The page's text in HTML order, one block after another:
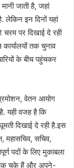
जाती है, जहां
लेकिन इन दिनों यहां
पर दिखाई दे रही
तक चुनाव
के बीच पहुंचकर
प्रमोशन, वेतन आयोग
यही वजह है कि
दिखाई दे रही है.इस
महासचिव, सचिव,
पदों के लिए मुकाबला
ठोक चुके हैं और अपने-